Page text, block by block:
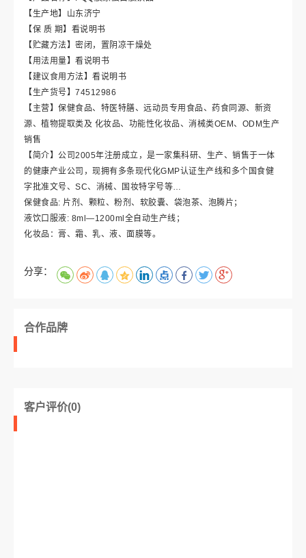
【生产地】山东济宁
【保 质 期】看说明书
【贮藏方法】密闭，置阴凉干燥处
【用法用量】看说明书
【建议食用方法】看说明书
【生产货号】74512986
【主营】保健食品、特医特膳、远动员专用食品、药食同源、新资
源、植物提取类及 化妆品、功能性化妆品、消械类OEM、ODM生产
销售
【简介】公司2005年注册成立，是一家集科研、生产、销售于一体
的健康产业公司，现拥有多条现代化GMP认证生产线和多个国食健
字批准文号、SC、消械、国妆特字号等…
保健食品: 片剂、颗粒、粉剂、软胶囊、袋泡茶、泡腾片；
液饮口服液: 8ml—1200ml全自动生产线；
化妆品：膏、霜、乳、液、面膜等。
分享：
合作品牌
客户评价(0)